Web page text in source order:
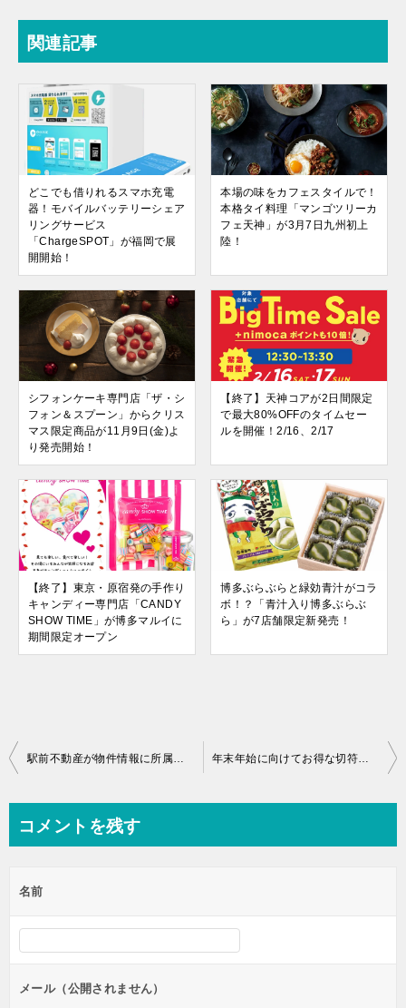
関連記事
どこでも借りれるスマホ充電
器！モバイルバッテリーシェア
リングサービス
「ChargeSPOT」が福岡で展
開開始！
本場の味をカフェスタイルで！
本格タイ料理「マンゴツリーカ
フェ天神」が3月7日九州初上
陸！
シフォンケーキ専門店「ザ・シ
フォン＆スプーン」からクリス
マス限定商品が11月9日(金)よ
り発売開始！
【終了】天神コアが2日間限定
で最大80%OFFのタイムセー
ルを開催！2/16、2/17
【終了】東京・原宿発の手作り
キャンディー専門店「CANDY
SHOW TIME」が博多マルイに
期間限定オープン
博多ぶらぶらと緑効青汁がコラ
ボ！？「青汁入り博多ぶらぶ
ら」が7店舗限定新発売！
投
ビ
ー
シ
ョ
ン
駅前不動産が物件情報に所属校区を表示するサービスを開始！ 年末年始に向けてお得な切符が続々登場！帰省や初詣におすすめの切符3選
コメントを残す
名前
メール（公開されません）